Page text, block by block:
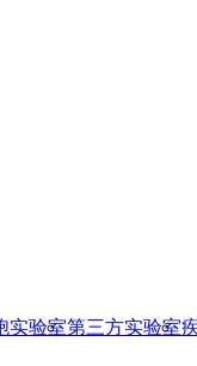
实验室第三方实验室